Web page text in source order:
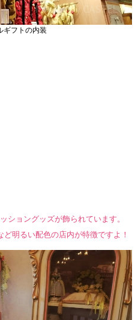
ギフトの内装
ショングッズが飾られています。
明るい配色の店内が特徴ですよ！